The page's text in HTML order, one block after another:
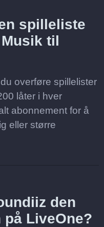
spilleliste
til
overføre spillelister
låter i hver
abonnement for å
eller større
den
LiveOne?